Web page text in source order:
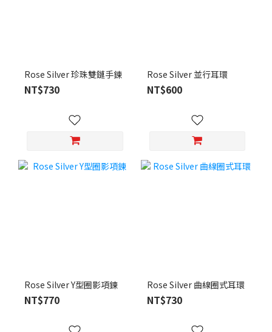
Rose Silver 珍珠雙鏈手鍊
NT$730
Rose Silver 並行耳環
NT$600
Rose Silver Y型圈影項鍊
NT$770
Rose Silver 曲線圈式耳環
NT$730